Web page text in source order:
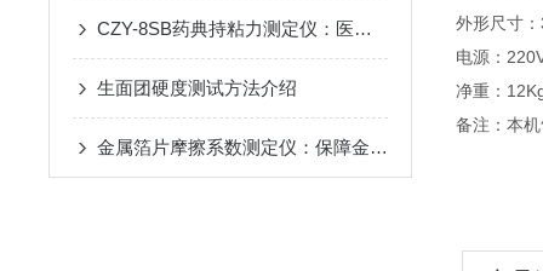
CZY-8SB药典持粘力测定仪：医药行业的粘附力守护神
生面团硬度测试方法介绍
金属箔片摩擦系数测定仪：保障金属包装材料性能的关键工具
外形尺寸
电源：
净重：
备注：本